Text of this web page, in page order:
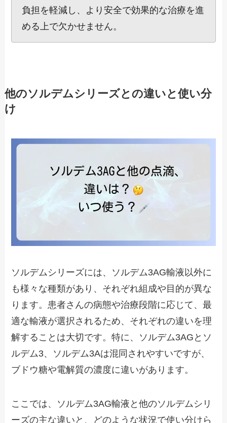
負担を軽減し、より安全で効果的な治療を進
める上で欠かせません。
他のソルデムシリーズとの違いと使い分
け
ソルデムシリーズには、ソルデム3AG輸液以外に
も様々な種類があり、それぞれ組成や目的が異な
ります。患者さんの病態や治療段階に応じて、最
適な輸液が選択されるため、それぞれの違いを理
解することは大切です。特に、ソルデム3AGとソ
ルデム3、ソルデム3Aは混同されやすいですが、
ブドウ糖や電解質の濃度に違いがあります。
ここでは、ソルデム3AG輸液と他のソルデムシリ
ーズの主な違いと、どのような状況で使い分けら